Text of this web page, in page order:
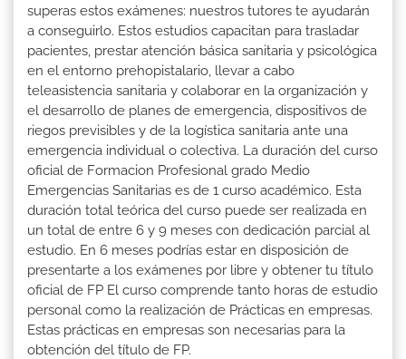
superas estos exámenes: nuestros tutores te ayudarán
a conseguirlo. Estos estudios capacitan para trasladar
pacientes, prestar atención básica sanitaria y psicológica
en el entorno prehopistalario, llevar a cabo
teleasistencia sanitaria y colaborar en la organización y
el desarrollo de planes de emergencia, dispositivos de
riegos previsibles y de la logística sanitaria ante una
emergencia individual o colectiva. La duración del curso
oficial de Formacion Profesional grado Medio
Emergencias Sanitarias es de 1 curso académico. Esta
duración total teórica del curso puede ser realizada en
un total de entre 6 y 9 meses con dedicación parcial al
estudio. En 6 meses podrías estar en disposición de
presentarte a los exámenes por libre y obtener tu título
oficial de FP El curso comprende tanto horas de estudio
personal como la realización de Prácticas en empresas.
Estas prácticas en empresas son necesarias para la
obtención del título de FP.